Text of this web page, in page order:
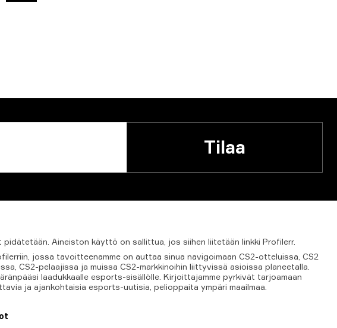
Tilaa
pidätetään. Aineiston käyttö on sallittua, jos siihen liitetään linkki Profilerr.
jossa tavoitteenamme on auttaa sinua navigoimaan CS2-otteluissa, CS2
CS2-pelaajissa ja muissa CS2-markkinoihin liittyvissä asioissa planeetalla.
laadukkaalle esports-sisällölle. Kirjoittajamme pyrkivät tarjoamaan
ja ajankohtaisia esports-uutisia, pelioppaita ympäri maailmaa.